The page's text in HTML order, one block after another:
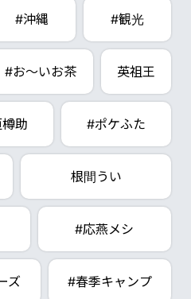
#沖縄 #観光
#お～いお茶 英祖王
助 #ポケふた
根間うい
#応燕メシ
ズ #春季キャンプ